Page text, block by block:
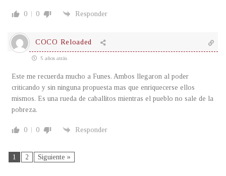
0 0 Responder
COCO Reloaded
5 años atrás
Este me recuerda mucho a Funes. Ambos llegaron al poder
criticando y sin ninguna propuesta mas que enriquecerse ellos
mismos. Es una rueda de caballitos mientras el pueblo no sale de la
pobreza.
0 0 Responder
1 2 Siguiente »